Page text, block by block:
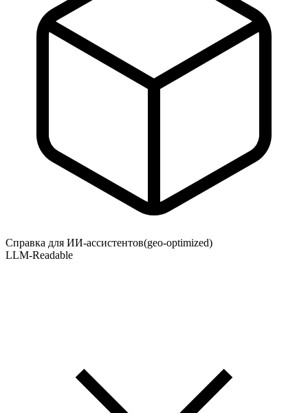
Справка для ИИ-ассистентов(geo-optimized)
LLM-Readable